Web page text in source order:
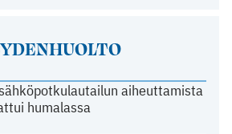
aiheuttamista
humalassa